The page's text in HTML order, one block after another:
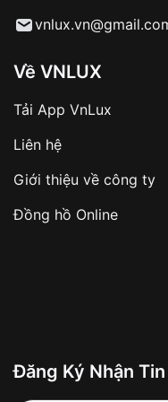
Citizen 40mm Nam
Nam NH8350-08A
những ai yêu thích
Từ khóa SEO:
sản phẩm đặc
hàng
Số tiền còn lại
✔️ Đảm bảo xử
✔️ Hạn chế
Từ khóa SEO:
Về VNLUX
Tải App VnLux
Liên hệ
Giới thiệu về công ty
Đồng hồ Online
Đăng Ký Nhận Tin